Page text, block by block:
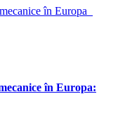
în Europa: